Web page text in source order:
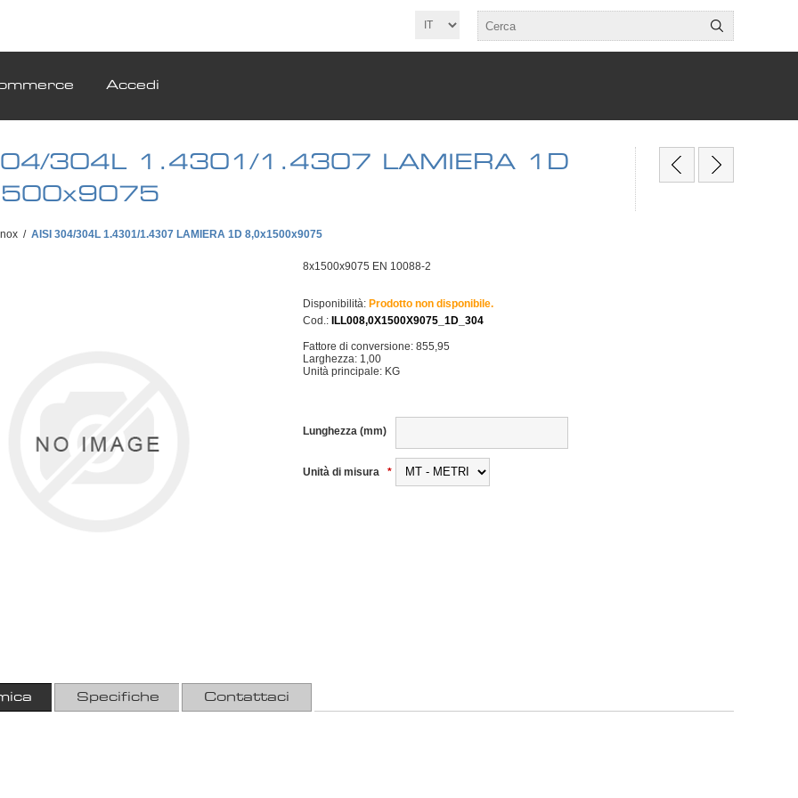
Accedi
304L 1.4301/1.4307 LAMIERA 1D
/ AISI 304/304L 1.4301/1.4307 LAMIERA 1D 8,0x1500x9075
8x1500x9075 EN 10088-2
Disponibilità: Prodotto non disponibile.
Cod.: ILL008,0X1500X9075_1D_304
Fattore di conversione: 855,95
Larghezza: 1,00
Unità principale: KG
Lunghezza (mm)
Unità di misura *
Specifiche Contattaci